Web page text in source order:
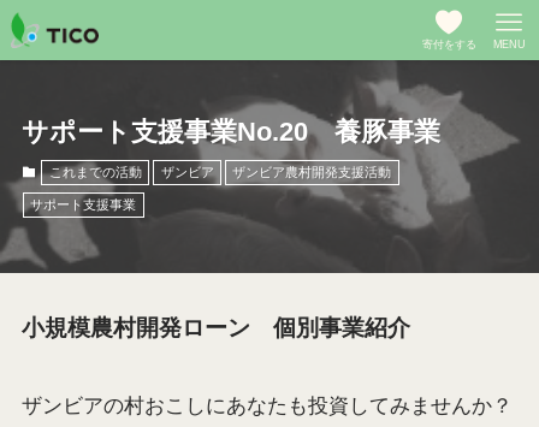
寄付をする MENU
サポート支援事業No.20 養豚事業
これまでの活動 ザンビア ザンビア農村開発支援活動
サポート支援事業
小規模農村開発ローン 個別事業紹介
ザンビアの村おこしにあなたも投資してみませんか？